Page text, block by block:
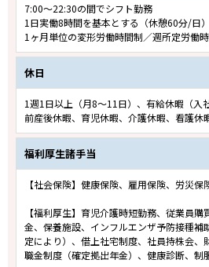
7:00～22:30の間でシフト勤務
1日実働8時間を基本とする（休憩60分/日）
1ヶ月単位の変形労働時間制／週所定労働
休日
1週1日以上（月8～11日）、有給休暇（入
前産後休暇、育児休暇、介護休暇、看護休
福利厚生諸手当
【社会保険】健康保険、雇用保険、労災保
【福利厚生】育児介護時短勤務、従業員
金、保養施設、インフルエンザ予防接種補
定により）、借上社宅制度、社員持株会、
職金制度（確定拠出年金）、健康診断、制